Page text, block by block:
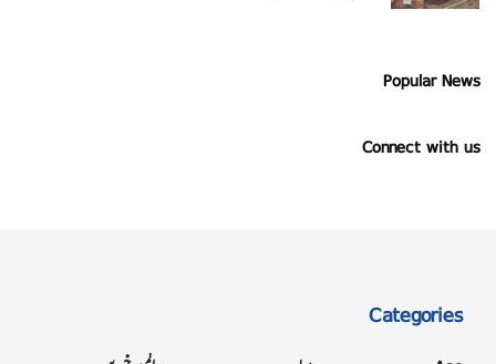
Popular News
Connect with us
Categories